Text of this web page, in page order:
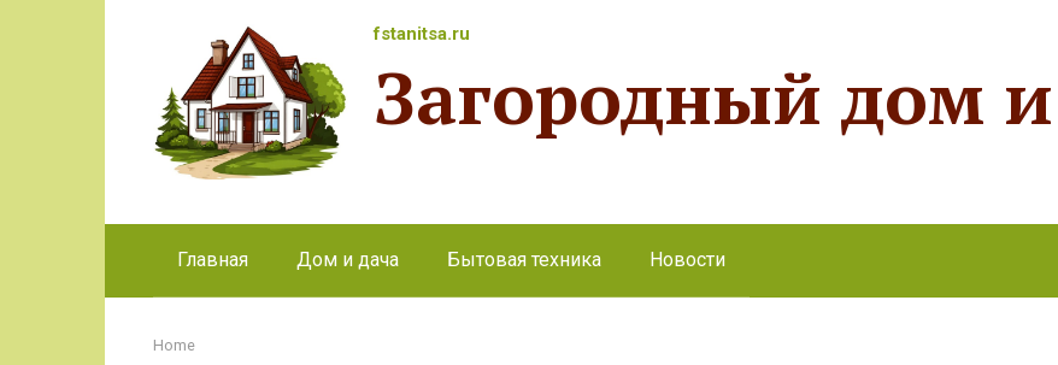
fstanitsa.ru
Загородный дом
Главная Дом и дача Бытовая техника Новости
Home